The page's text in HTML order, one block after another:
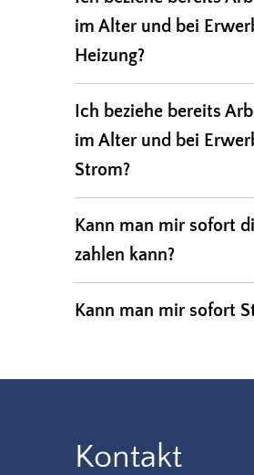
im Alter und bei
Heizung?
Ich beziehe bereits
im Alter und bei
Strom?
Kann man mir sofort
zahlen kann?
Kann man mir sofort
Kontakt